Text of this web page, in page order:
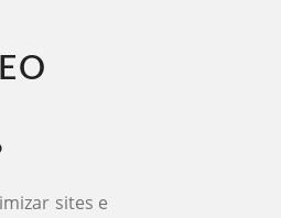
sites e